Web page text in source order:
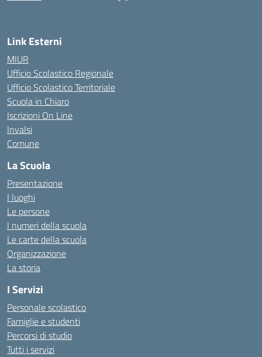
Link Esterni
MIUR
Ufficio Scolastico Regionale
Ufficio Scolastico Territoriale
Scuola in Chiaro
Iscrizioni On Line
Invalsi
Comune
La Scuola
Presentazione
I luoghi
Le persone
I numeri della scuola
Le carte della scuola
Organizzazione
La storia
I Servizi
Personale scolastico
Famiglie e studenti
Percorsi di studio
Tutti i servizi